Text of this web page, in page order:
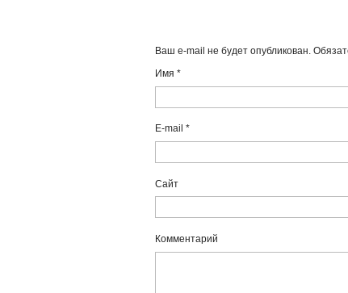
Ваш e-mail не будет опубликован.
Имя *
E-mail *
Сайт
Комментарий